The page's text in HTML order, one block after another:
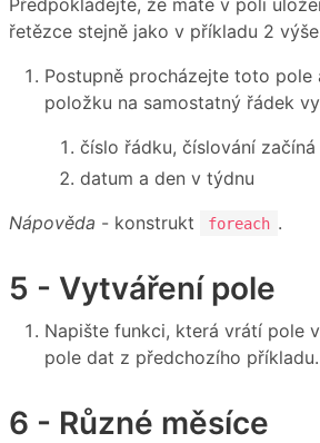
řetězce stejně jako v příkladu 2
Postupně procházejte toto pole
položku na samostatný řádek
číslo řádku, číslování začíná
datum a den v týdnu
Nápověda - konstrukt foreach .
5 - Vytváření pole
Napište funkci, která vrátí pole
pole dat z předchozího příkladu.
6 - Různé měsíce